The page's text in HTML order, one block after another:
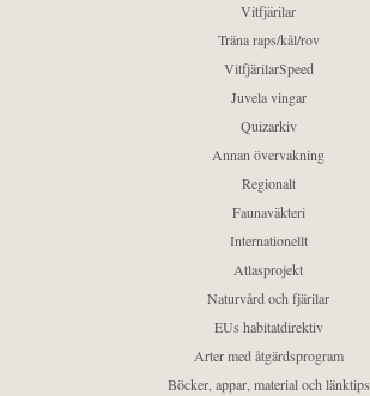
Vitfjärilar
Träna raps/kål/rov
VitfjärilarSpeed
Juvela vingar
Quizarkiv
Annan övervakning
Regionalt
Faunaväkteri
Internationellt
Atlasprojekt
Naturvård och fjärilar
EUs habitatdirektiv
Arter med åtgärdsprogram
Böcker, appar, material och länktips